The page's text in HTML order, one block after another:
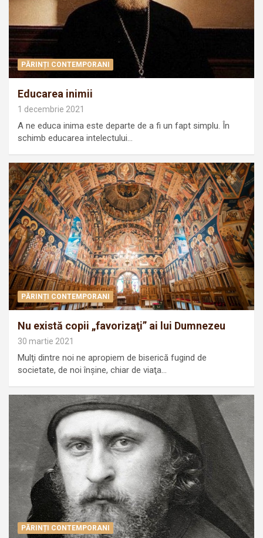
PĂRINȚI CONTEMPORANI
Educarea inimii
1 decembrie 2021
A ne educa inima este departe de a fi un fapt simplu. În
schimb educarea intelectului…
PĂRINȚI CONTEMPORANI
Nu există copii „favorizaţi” ai lui Dumnezeu
30 martie 2021
Mulţi dintre noi ne apropiem de biserică fugind de
societate, de noi înşine, chiar de viaţa…
PĂRINȚI CONTEMPORANI